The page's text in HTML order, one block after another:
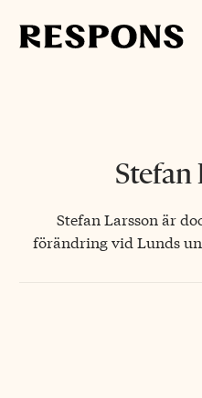
Stefan
Stefan Larsson är
förändring vid Lunds